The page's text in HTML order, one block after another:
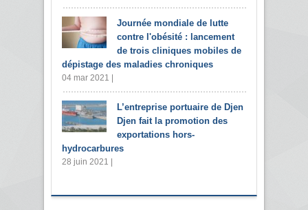
Journée mondiale de lutte
contre l'obésité : lancement
de trois cliniques mobiles de
dépistage des maladies chroniques
04 mar 2021 |
L’entreprise portuaire de Djen
Djen fait la promotion des
exportations hors-
hydrocarbures
28 juin 2021 |